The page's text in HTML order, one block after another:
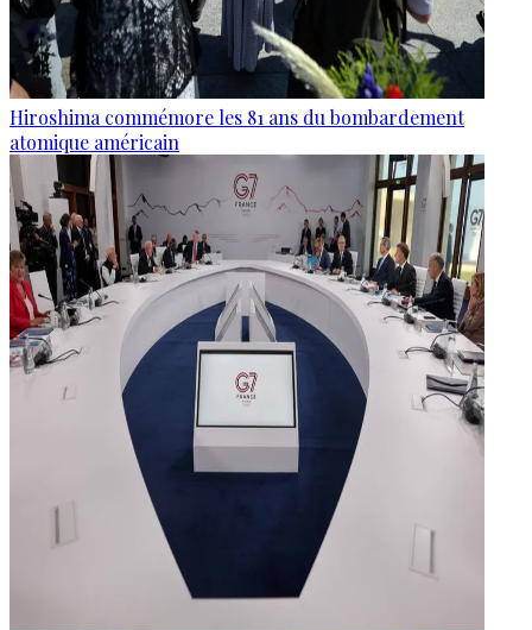
Hiroshima commémore les 81 ans du bombardement
atomique américain